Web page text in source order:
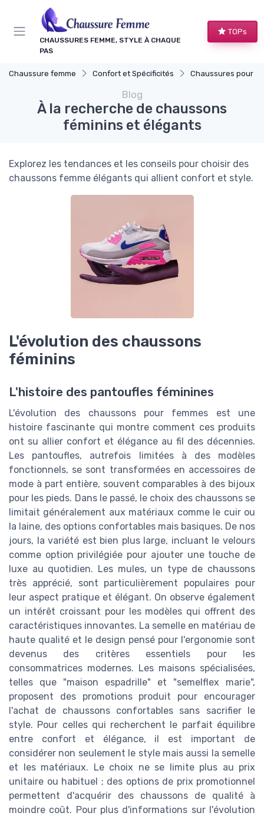
CHAUSSURES FEMME, STYLE À CHAQUE
PAS
TOPs
Chaussure femme Confort et Spécificités Chaussures pour Occasions
Blog
À la recherche de chaussons
féminins et élégants
Explorez les tendances et les conseils pour choisir des
chaussons femme élégants qui allient confort et style.
L'évolution des chaussons
féminins
L'histoire des pantoufles féminines
L'évolution des chaussons pour femmes est une
histoire fascinante qui montre comment ces produits
ont su allier confort et élégance au fil des décennies.
Les pantoufles, autrefois limitées à des modèles
fonctionnels, se sont transformées en accessoires de
mode à part entière, souvent comparables à des bijoux
pour les pieds. Dans le passé, le choix des chaussons se
limitait généralement aux matériaux comme le cuir ou
la laine, des options confortables mais basiques. De nos
jours, la variété est bien plus large, incluant le velours
comme option privilégiée pour ajouter une touche de
luxe au quotidien. Les mules, un type de chaussons
très apprécié, sont particulièrement populaires pour
leur aspect pratique et élégant. On observe également
un intérêt croissant pour les modèles qui offrent des
caractéristiques innovantes. La semelle en matériau de
haute qualité et le design pensé pour l'ergonomie sont
devenus des critères essentiels pour les
consommatrices modernes. Les maisons spécialisées,
telles que "maison espadrille" et "semelflex marie",
proposent des promotions produit pour encourager
l'achat de chaussons confortables sans sacrifier le
style. Pour celles qui recherchent le parfait équilibre
entre confort et élégance, il est important de
considérer non seulement le style mais aussi la semelle
et les matériaux. Le choix ne se limite plus au prix
unitaire ou habituel ; des options de prix promotionnel
permettent d'acquérir des chaussons de qualité à
moindre coût. Pour plus d'informations sur l'évolution
Panneau de gestion des cookies